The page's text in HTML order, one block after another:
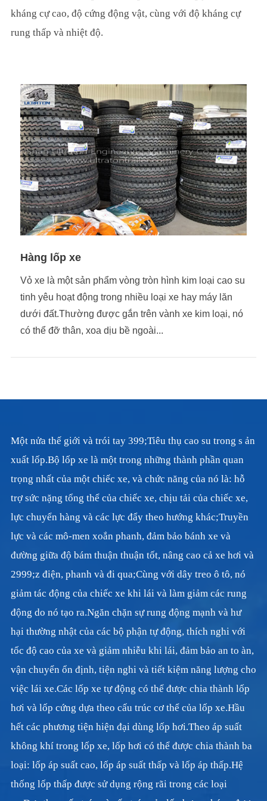
kháng cự cao, độ cứng động vật, cùng với độ kháng cự
rung thấp và nhiệt độ.
Hàng lốp xe
Vỏ xe là một sản phẩm vòng tròn hình kim loại cao su
tinh yêu hoạt động trong nhiều loại xe hay máy lăn
dưới đất.Thường được gắn trên vành xe kim loại, nó
có thể đỡ thân, xoa dịu bề ngoài...
Một nửa thế giới và trói tay 399;Tiêu thụ cao su trong s ản
xuất lốp.Bộ lốp xe là một trong những thành phần quan
trọng nhất của một chiếc xe, và chức năng của nó là: hỗ
trợ sức nặng tổng thể của chiếc xe, chịu tải của chiếc xe,
lực chuyển hàng và các lực đẩy theo hướng khác;Truyền
lực và các mô-men xoắn phanh, đảm bảo bánh xe và
đường giữa độ bám thuận thuận tốt, nâng cao cả xe hơi và
2999;z điện, phanh và đi qua;Cùng với dây treo ô tô, nó
giảm tác động của chiếc xe khi lái và làm giảm các rung
động do nó tạo ra.Ngăn chặn sự rung động mạnh và hư
hại thường nhật của các bộ phận tự động, thích nghi với
tốc độ cao của xe và giảm nhiễu khi lái, đảm bảo an to àn,
vận chuyển ổn định, tiện nghi và tiết kiệm năng lượng cho
việc lái xe.Các lốp xe tự động có thể được chia thành lốp
hơi và lốp cứng dựa theo cấu trúc cơ thể của lốp xe.Hầu
hết các phương tiện hiện đại dùng lốp hơi.Theo áp suất
không khí trong lốp xe, lốp hơi có thể được chia thành ba
loại: lốp áp suất cao, lốp áp suất thấp và lốp áp thấp.Hệ
thống lốp thấp được sử dụng rộng rãi trong các loại